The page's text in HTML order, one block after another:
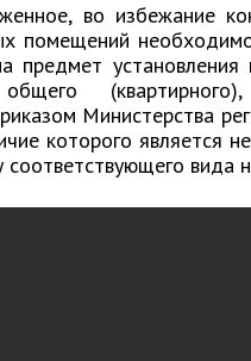
во избежание
помещений
предмет установления
общего
Министерства
которого является
соответствующего вида